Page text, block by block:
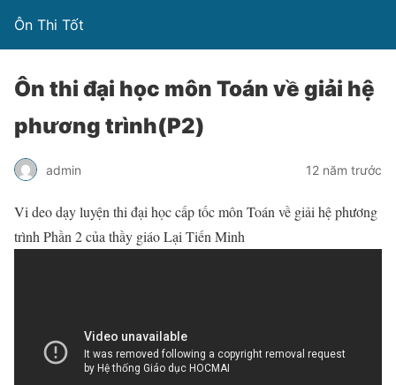
Ôn Thi Tốt
Ôn thi đại học môn Toán về giải hệ
phương trình(P2)
admin 12 năm trước
Vi deo dạy luyện thi đại học cấp tốc môn Toán về giải hệ phương
trình Phần 2 của thầy giáo Lại Tiến Minh